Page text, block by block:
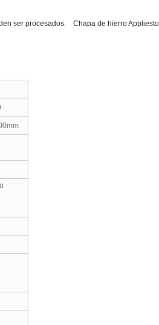
ser procesados. Chapa de hierro